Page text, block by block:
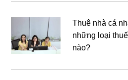
Thuê nhà cá
những loại
nào?